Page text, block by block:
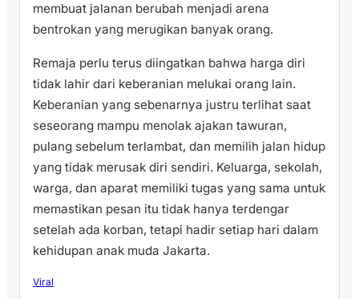
membuat jalanan berubah menjadi arena
bentrokan yang merugikan banyak orang.
Remaja perlu terus diingatkan bahwa harga diri
tidak lahir dari keberanian melukai orang lain.
Keberanian yang sebenarnya justru terlihat saat
seseorang mampu menolak ajakan tawuran,
pulang sebelum terlambat, dan memilih jalan hidup
yang tidak merusak diri sendiri. Keluarga, sekolah,
warga, dan aparat memiliki tugas yang sama untuk
memastikan pesan itu tidak hanya terdengar
setelah ada korban, tetapi hadir setiap hari dalam
kehidupan anak muda Jakarta.
Viral